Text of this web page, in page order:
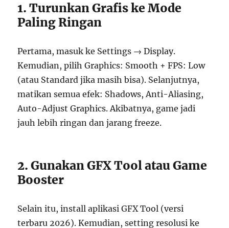
1. Turunkan Grafis ke Mode
Paling Ringan
Pertama, masuk ke Settings → Display.
Kemudian, pilih Graphics: Smooth + FPS: Low
(atau Standard jika masih bisa). Selanjutnya,
matikan semua efek: Shadows, Anti-Aliasing,
Auto-Adjust Graphics. Akibatnya, game jadi
jauh lebih ringan dan jarang freeze.
2. Gunakan GFX Tool atau Game
Booster
Selain itu, install aplikasi GFX Tool (versi
terbaru 2026). Kemudian, setting resolusi ke